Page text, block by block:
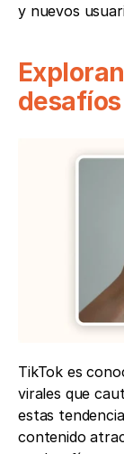
y nuevos
TikTok es
virales que
estas
contenido